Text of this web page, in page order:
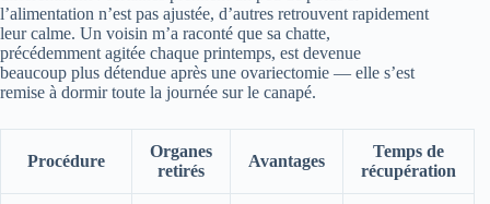
l’alimentation n’est pas ajustée, d’autres retrouvent rapidement
leur calme. Un voisin m’a raconté que sa chatte,
précédemment agitée chaque printemps, est devenue
beaucoup plus détendue après une ovariectomie — elle s’est
remise à dormir toute la journée sur le canapé.
Procédure
Organes
retirés
Avantages
Temps de
récupération